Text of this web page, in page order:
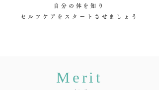
自分の体を知り
セルフケアをスタートさせましょう
Merit